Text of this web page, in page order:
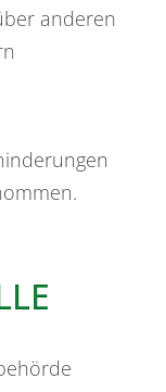
anderen